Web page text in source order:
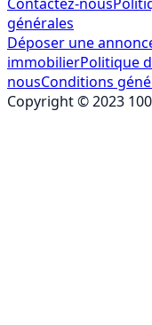
générales
Déposer une
immobilierPolitique
nousConditions
Copyright © 2023